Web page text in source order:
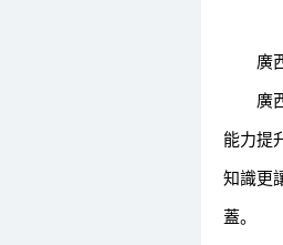
廣西
廣西
能力提
知識更
蓋。